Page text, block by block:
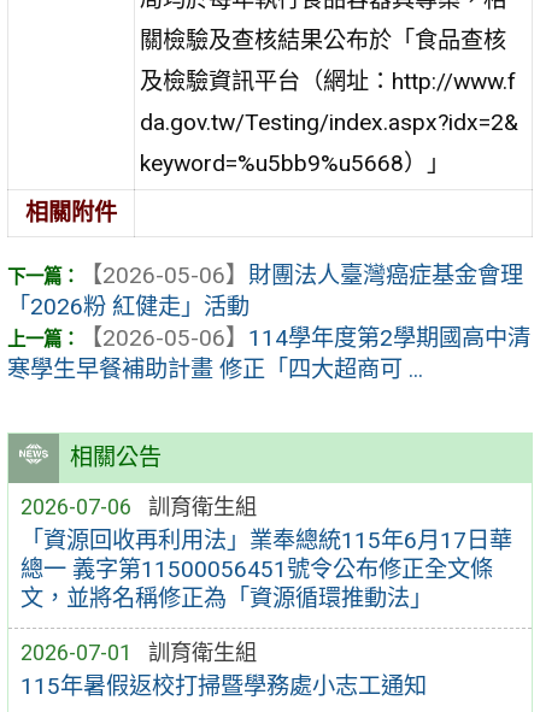
相關公告
2026-07-06 訓育衛生組
「資源回收再利用法」業奉總統115年6月17日華
總一 義字第11500056451號令公布修正全文條
文，並將名稱修正為「資源循環推動法」
2026-07-01 訓育衛生組
115年暑假返校打掃暨學務處小志工通知
關檢驗及查核結果公布於「食品查核
及檢驗資訊平台（網址：http://www.f
da.gov.tw/Testing/index.aspx?idx=2&
keyword=%u5bb9%u5668）」
相關附件
【2026-05-06】 財團法人臺灣癌症基金會理
「2026粉 紅健走」活動
【2026-05-06】 114學年度第2學期國高中清
寒學生早餐補助計畫 修正「四大超商可 ...